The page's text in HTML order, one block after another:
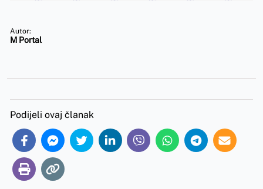
Autor:
M Portal
Podijeli ovaj članak